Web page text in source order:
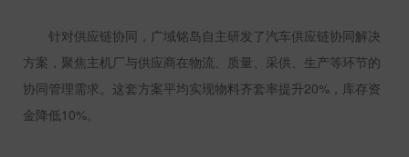
针对供应链协同，广域铭岛自主研发了汽车供应链协同解决
方案，聚焦主机厂与供应商在物流、质量、采供、生产等环节的
协同管理需求。这套方案平均实现物料齐套率提升20% ，库存资
金降低10%